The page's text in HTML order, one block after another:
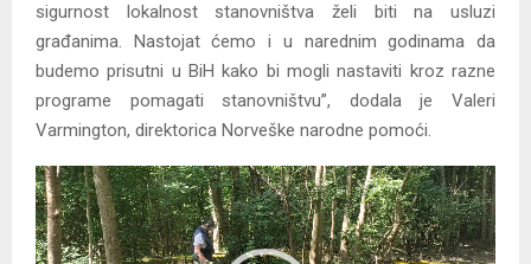
sigurnost lokalnost stanovništva želi biti na usluzi
građanima. Nastojat ćemo i u narednim godinama da
budemo prisutni u BiH kako bi mogli nastaviti kroz razne
programe pomagati stanovništvu”, dodala je Valeri
Varmington, direktorica Norveške narodne pomoći.
V
i
d